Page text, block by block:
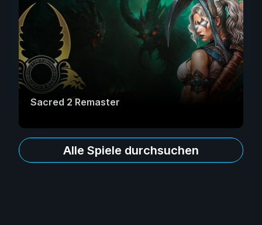
Sacred 2 Remaster
Alle Spiele durchsuchen